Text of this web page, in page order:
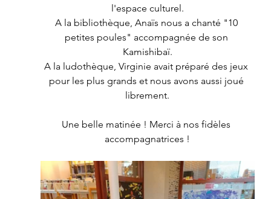
l'espace culturel.
A la bibliothèque, Anaïs nous a chanté "10
petites poules" accompagnée de son
Kamishibaï.
A la ludothèque, Virginie avait préparé des jeux
pour les plus grands et nous avons aussi joué
librement.
Une belle matinée ! Merci à nos fidèles
accompagnatrices !